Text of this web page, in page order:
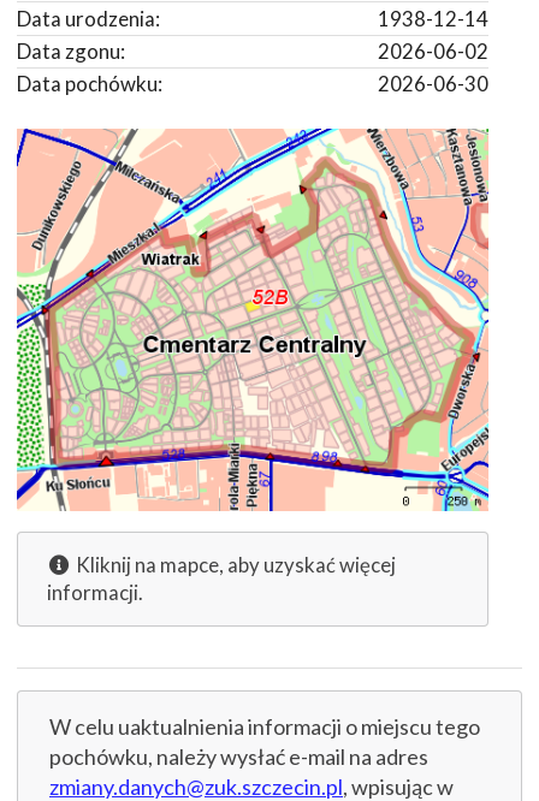
1938-12-14
Data urodzenia:
2026-06-02
Data zgonu:
2026-06-30
Data pochówku:
Kliknij na mapce, aby uzyskać więcej
informacji.
W celu uaktualnienia informacji o miejscu tego
pochówku, należy wysłać e-mail na adres
zmiany.danych@zuk.szczecin.pl, wpisując w